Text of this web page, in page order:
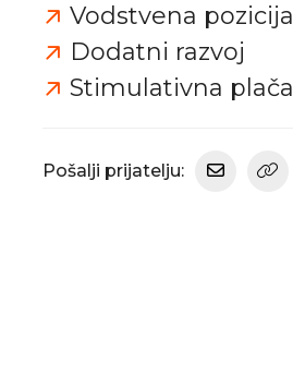
Vodstvena pozicija
Dodatni razvoj
Stimulativna plača
Pošalji prijatelju: